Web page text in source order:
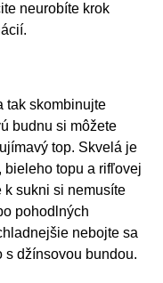
neurobíte krok
tak skombinujte
budnu si môžete
top. Skvelá je
bieleho topu a rifľovej
k sukni si nemusíte
pohodlných
nebojte sa
s džínsovou bundou.